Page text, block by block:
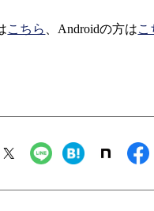
こちら 、Androidの方はこ